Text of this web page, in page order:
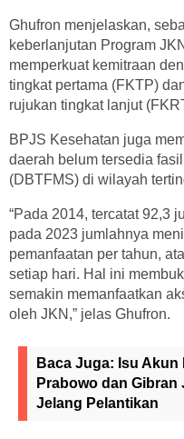
Ghufron menjelaskan,
keberlanjutan Program
memperkuat kemitraan
tingkat pertama (FKTP)
rujukan tingkat lanjut
BPJS Kesehatan juga
daerah belum tersedia
(DBTFMS) di wilayah
“Pada 2014, tercatat 92,3
pada 2023 jumlahnya
pemanfaatan per tahun,
setiap hari. Hal ini
semakin memanfaatkan
oleh JKN,” jelas Ghufron.
Baca Juga: Isu Akun
Prabowo dan
Jelang Pelantikan